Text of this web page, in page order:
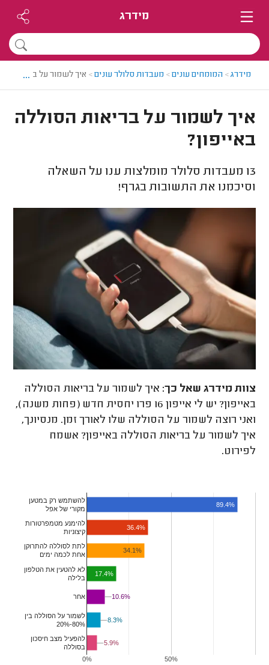
מידרג
מידרג> המומחים עונים> מעבדות סלולר עונים> איך לשמור על בריאות
...
איך לשמור על בריאות הסוללה
באייפון?
13 מעבדות סלולר מומלצות ענו על השאלה
וסיכמנו את התשובות בגרף!
צוות מידרג שאל כך: איך לשמור על בריאות הסוללה
באייפון? יש לי אייפון 16 פרו יחסית חדש (פחות משנה),
ואני רוצה לשמור על הסוללה שלו לאורך זמן. מנסיונך,
איך לשמור על בריאות הסוללה באייפון? אשמח
לפירוט.
0% 50%
להשתמש רק במטען
מקורי של אפל
להימנע מטמפרטורות
קיצוניות
לתת לסוללה להתרוקן
אחת לכמה ימים
לא להטעין את הטלפון
בלילה
אחר
לשמור על הסוללה בין
20%-80%
להפעיל מצב חיסכון
בסוללה
89.4%
36.4%
34.1%
17.4%
10.6%
10.6%
8.3%
8.3%
5.9%
5.9%